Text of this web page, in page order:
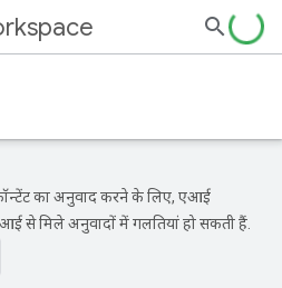
का अनुवाद करने के लिए, एआई
से मिले अनुवादों में गलतियां हो सकती हैं.